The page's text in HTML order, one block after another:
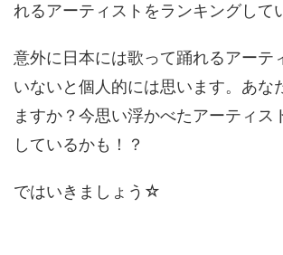
れるアーティストをランキングし
意外に日本には歌って踊れるアーテ
いないと個人的には思います。あな
ますか？今思い浮かべたアーティス
しているかも！？
ではいきましょう☆